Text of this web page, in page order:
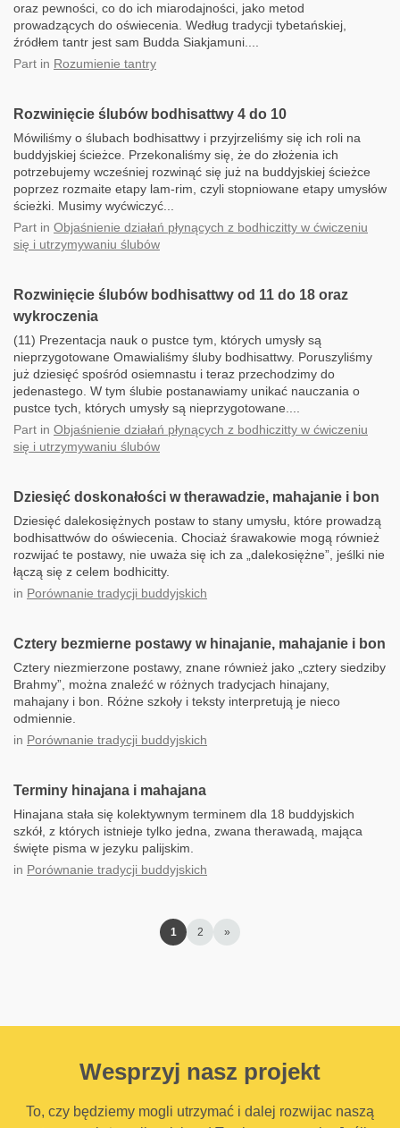
oraz pewności, co do ich miarodajności, jako metod
prowadzących do oświecenia. Według tradycji tybetańskiej,
źródłem tantr jest sam Budda Siakjamuni....
Part in Rozumienie tantry
Rozwinięcie ślubów bodhisattwy 4 do 10
Mówiliśmy o ślubach bodhisattwy i przyjrzeliśmy się ich roli na
buddyjskiej ścieżce. Przekonaliśmy się, że do złożenia ich
potrzebujemy wcześniej rozwinąć się już na buddyjskiej ścieżce
poprzez rozmaite etapy lam-rim, czyli stopniowane etapy umysłów
ścieżki. Musimy wyćwiczyć...
Part in Objaśnienie działań płynących z bodhiczitty w ćwiczeniu
się i utrzymywaniu ślubów
Rozwinięcie ślubów bodhisattwy od 11 do 18 oraz
wykroczenia
(11) Prezentacja nauk o pustce tym, których umysły są
nieprzygotowane Omawialiśmy śluby bodhisattwy. Poruszyliśmy
już dziesięć spośród osiemnastu i teraz przechodzimy do
jedenastego. W tym ślubie postanawiamy unikać nauczania o
pustce tych, których umysły są nieprzygotowane....
Part in Objaśnienie działań płynących z bodhiczitty w ćwiczeniu
się i utrzymywaniu ślubów
Dziesięć doskonałości w therawadzie, mahajanie i bon
Dziesięć dalekosiężnych postaw to stany umysłu, które prowadzą
bodhisattwów do oświecenia. Chociaż śrawakowie mogą również
rozwijać te postawy, nie uważa się ich za „dalekosiężne”, jeślki nie
łączą się z celem bodhicitty.
in Porównanie tradycji buddyjskich
Cztery bezmierne postawy w hinajanie, mahajanie i bon
Cztery niezmierzone postawy, znane również jako „cztery siedziby
Brahmy”, można znaleźć w różnych tradycjach hinajany,
mahajany i bon. Różne szkoły i teksty interpretują je nieco
odmiennie.
in Porównanie tradycji buddyjskich
Terminy hinajana i mahajana
Hinajana stała się kolektywnym terminem dla 18 buddyjskich
szkół, z których istnieje tylko jedna, zwana therawadą, mająca
święte pisma w jezyku palijskim.
in Porównanie tradycji buddyjskich
1 2 »
Wesprzyj nasz projekt
To, czy będziemy mogli utrzymać i dalej rozwijac naszą